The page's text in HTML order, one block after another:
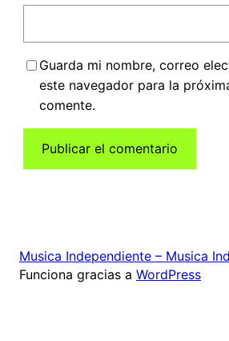
Guarda mi nombre, correo
este navegador para la
comente.
Musica Independiente – Musica
Funciona gracias a WordPress